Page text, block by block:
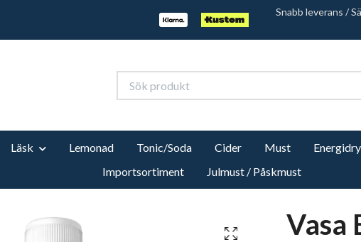
Snabb leverans /
Läsk Lemonad Tonic/Soda Cider Must
Importsortiment
Julmust / Påskmust
Vasa